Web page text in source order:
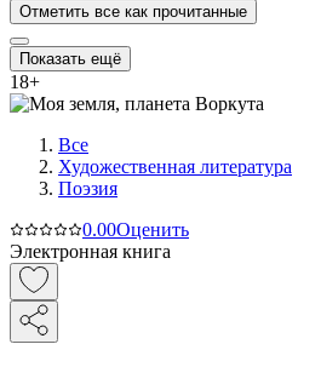
Отметить все как прочитанные
Показать ещё
18+
Все
Художественная литература
Поэзия
0.00Оценить
Электронная книга